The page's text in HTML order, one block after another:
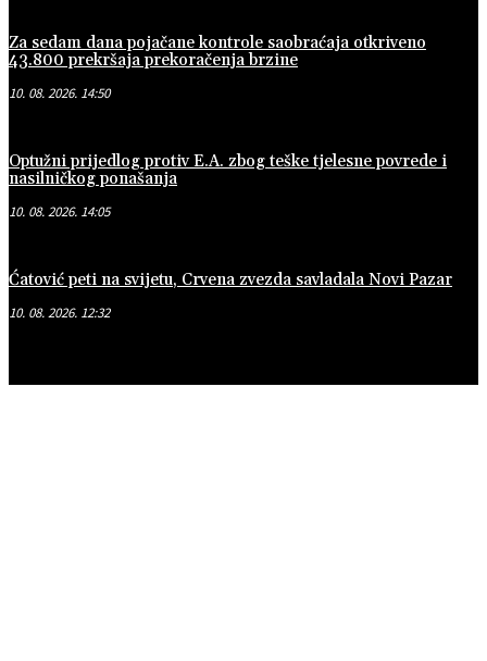
Za sedam dana pojačane kontrole saobraćaja otkriveno
43.800 prekršaja prekoračenja brzine
10. 08. 2026. 14:50
Optužni prijedlog protiv E.A. zbog teške tjelesne povrede i
nasilničkog ponašanja
10. 08. 2026. 14:05
Ćatović peti na svijetu, Crvena zvezda savladala Novi Pazar
10. 08. 2026. 12:32